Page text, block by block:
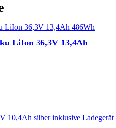
LiIon 36,3V 13,4Ah